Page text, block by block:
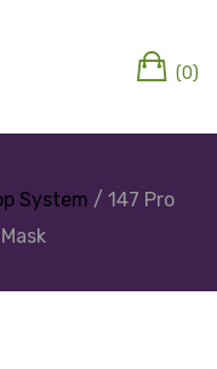
(0)
System / 147 Pro